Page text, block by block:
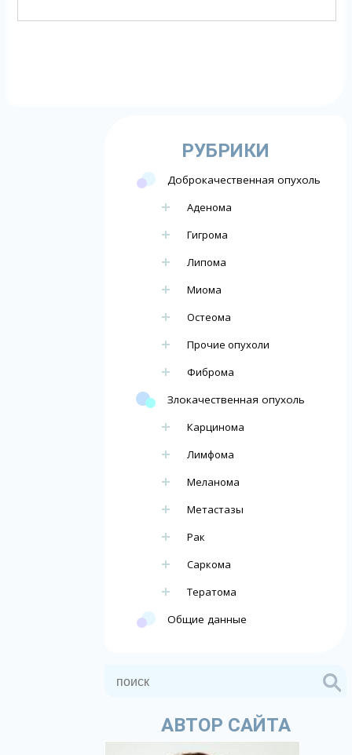
РУБРИКИ
Доброкачественная опухоль
Аденома
Гигрома
Липома
Миома
Остеома
Прочие опухоли
Фиброма
Злокачественная опухоль
Карцинома
Лимфома
Меланома
Метастазы
Рак
Саркома
Тератома
Общие данные
АВТОР САЙТА